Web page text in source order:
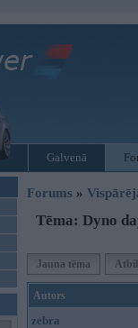
Galvenā
Forums »
Tēma: Dyno
Jauna tēma
Autors
zebra